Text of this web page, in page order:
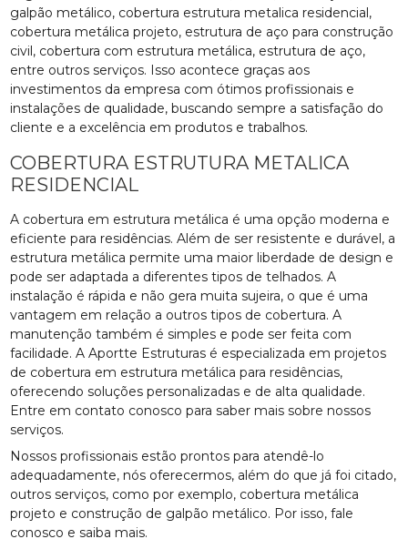
galpão metálico, cobertura estrutura metalica residencial,
cobertura metálica projeto, estrutura de aço para construção
civil, cobertura com estrutura metálica, estrutura de aço,
entre outros serviços. Isso acontece graças aos
investimentos da empresa com ótimos profissionais e
instalações de qualidade, buscando sempre a satisfação do
cliente e a excelência em produtos e trabalhos.
COBERTURA ESTRUTURA METALICA
RESIDENCIAL
A cobertura em estrutura metálica é uma opção moderna e
eficiente para residências. Além de ser resistente e durável, a
estrutura metálica permite uma maior liberdade de design e
pode ser adaptada a diferentes tipos de telhados. A
instalação é rápida e não gera muita sujeira, o que é uma
vantagem em relação a outros tipos de cobertura. A
manutenção também é simples e pode ser feita com
facilidade. A Aportte Estruturas é especializada em projetos
de cobertura em estrutura metálica para residências,
oferecendo soluções personalizadas e de alta qualidade.
Entre em contato conosco para saber mais sobre nossos
serviços.
Nossos profissionais estão prontos para atendê-lo
adequadamente, nós oferecermos, além do que já foi citado,
outros serviços, como por exemplo, cobertura metálica
projeto e construção de galpão metálico. Por isso, fale
conosco e saiba mais.